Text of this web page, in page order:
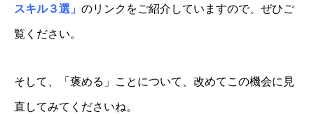
スキル３選」 のリンクをご紹介していますので、ぜひご
覧ください。
そして、「褒める」ことについて、改めてこの機会に見
直してみてくださいね。